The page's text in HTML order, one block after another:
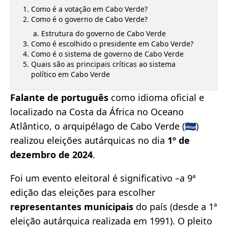
Como é a votação em Cabo Verde?
Como é o governo de Cabo Verde?
Estrutura do governo de Cabo Verde
Como é escolhido o presidente em Cabo Verde?
Como é o sistema de governo de Cabo Verde
Quais são as principais críticas ao sistema
político em Cabo Verde
Falante de português como idioma oficial e
localizado na Costa da África no Oceano
Atlântico, o arquipélago de Cabo Verde (🇨🇻)
realizou eleições autárquicas no dia 1º de
dezembro de 2024.
Foi um evento eleitoral é significativo –a 9ª
edição das eleições para escolher
representantes municipais do país (desde a 1ª
eleição autárquica realizada em 1991). O pleito